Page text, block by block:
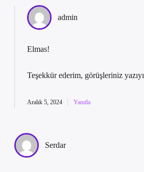
admin
Elmas!
Teşekkür ederim, görüşleriniz yazıyı
Aralık 5, 2024 Yanıtla
Serdar